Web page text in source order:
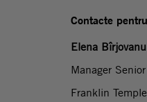
Contacte
Elena Bîrjovanu
Manager
Franklin